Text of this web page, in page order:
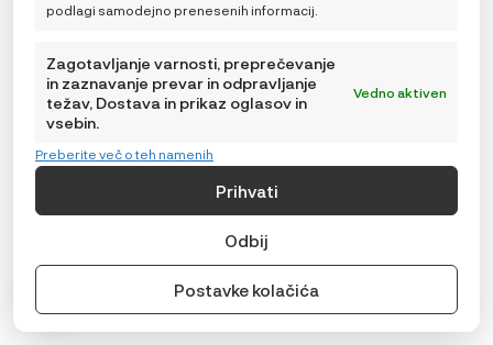
podlagi samodejno prenesenih informacij.
Zagotavljanje varnosti, preprečevanje
in zaznavanje prevar in odpravljanje
težav, Dostava in prikaz oglasov in
vsebin.
Vedno aktiven
Preberite več o teh namenih
Prihvati
Odbij
Postavke kolačića